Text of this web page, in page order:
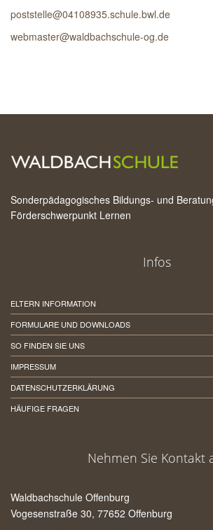
poststelle@04108935.schule.bwl.de
webmaster@waldbachschule-og.de
Sonderpädagogisches Bildungs- und
Förderschwerpunkt Lernen
Infos
ELTERN INFORMATION
FORMULARE UND DOWNLOADS
SO FINDEN SIE UNS
IMPRESSUM
DATENSCHUTZERKLÄRUNG
HÄUFIGE FRAGEN
Nehmen Sie Kontakt
Waldbachschule Offenburg
Vogesenstraße 30, 77652 Offenburg